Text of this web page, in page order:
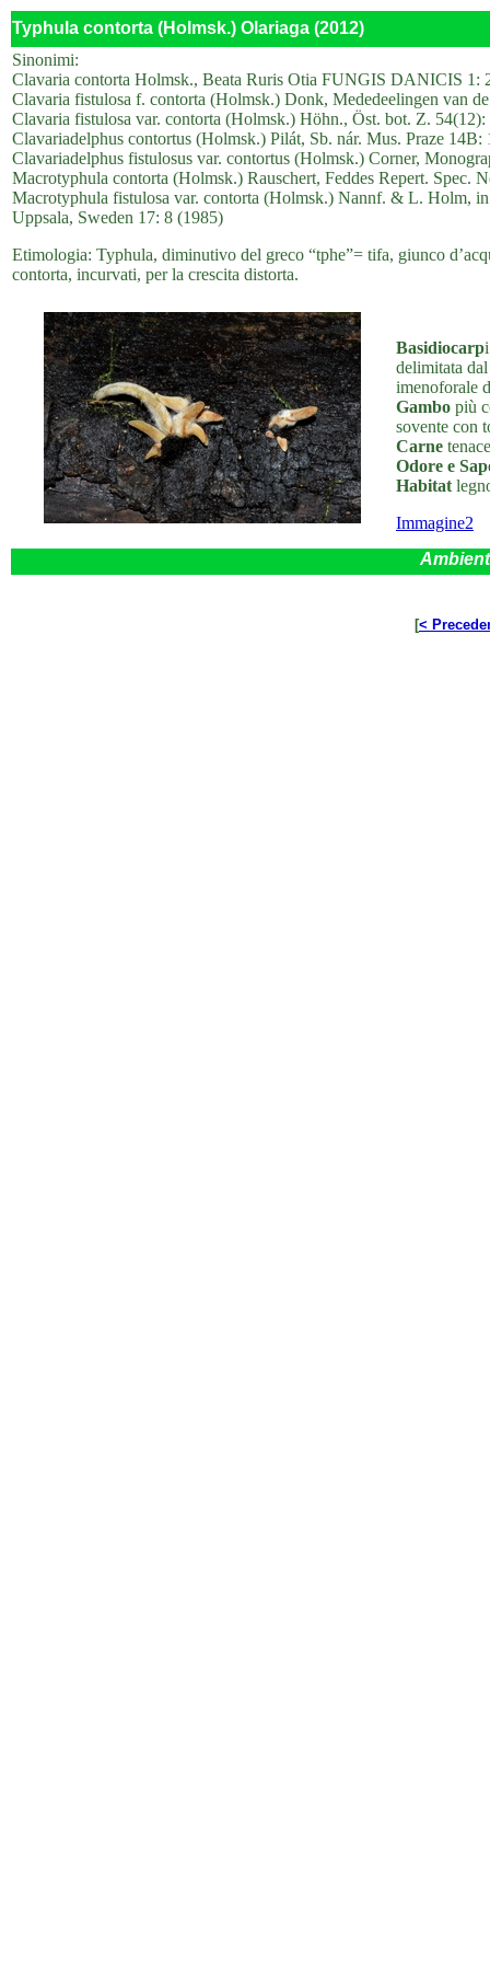
Typhula contorta (Holmsk.) Olariaga (2012)
Sinonimi:
Clavaria contorta Holmsk., Beata Ruris Otia FUNGIS DANICIS 1:
Clavaria fistulosa f. contorta (Holmsk.) Donk, Mededeelingen van
Clavaria fistulosa var. contorta (Holmsk.) Höhn., Öst. bot. Z.
Clavariadelphus contortus (Holmsk.) Pilát, Sb. nár. Mus. Praze 14B:
Clavariadelphus fistulosus var. contortus (Holmsk.) Corner,
Macrotyphula contorta (Holmsk.) Rauschert, Feddes Repert. Spec.
Macrotyphula fistulosa var. contorta (Holmsk.) Nannf. & L. Holm,
Uppsala, Sweden 17: 8 (1985)
Etimologia: Typhula, diminutivo del greco “tphe”= tifa, giunco
contorta, incurvati, per la crescita distorta.
Basidiocarp
delimitata
imenoforale
Gambo più
sovente con
Carne
Odore e
Habitat
Immagine2
[<